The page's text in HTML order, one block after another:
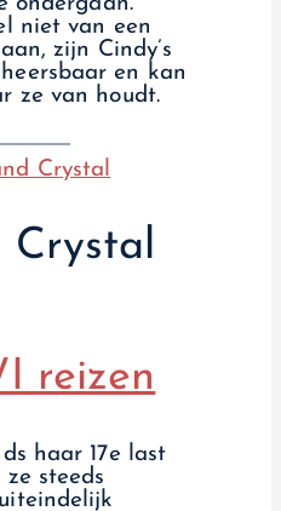
ondergaan.
niet van een
zijn Cindy’s
en kan
ze van houdt.
Crystal
reizen
haar 17e last
steeds